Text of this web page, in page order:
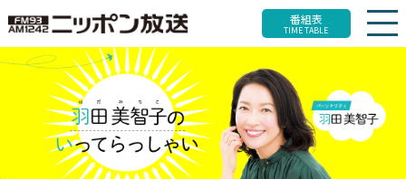
番組表
TIME TABLE